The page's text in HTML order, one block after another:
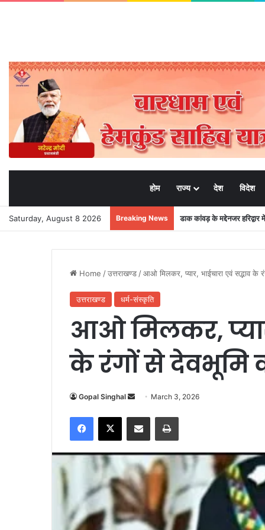
होम राज्य देश विदेश
Saturday, August 8 2026 Breaking News डाक कांवड़ के मद्देनजर
Home /उत्तराखण्ड /आओ मिलकर, प्यार, भाईचारा एवं सद्भाव के
उत्तराखण्ड धर्म-संस्कृति
आओ मिलकर,
के रंगों से देवभूमि
Gopal Singhal
n
d
a
n
e
m
a
i
March 3, 2026